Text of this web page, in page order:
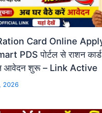
Card Online
PDS पोर्टल से राशन
आवेदन शुरू – Link Active
2026